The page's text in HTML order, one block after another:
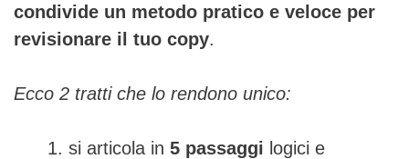
condivide un metodo pratico e veloce per
revisionare il tuo copy.
Ecco 2 tratti che lo rendono unico:
si articola in 5 passaggi logici e